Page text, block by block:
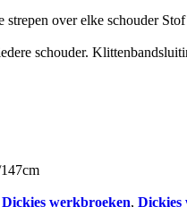
over elke schouder
schouder.
Dickies werkbroeken, Dickies